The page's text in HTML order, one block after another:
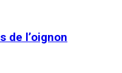
de l’oignon